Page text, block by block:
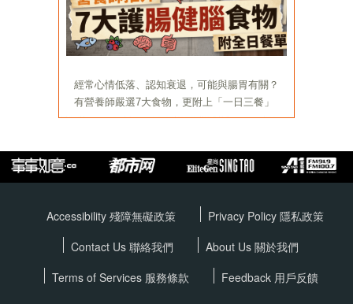
Accessibility 殘障無礙政策 Privacy Policy 隱私政策
Contact Us 聯絡我們
About Us 關於我們
Terms of Services 服務條款 Feedback 用戶反饋